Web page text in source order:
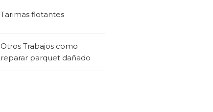
Tarimas flotantes
Otros Trabajos como
reparar parquet dañado